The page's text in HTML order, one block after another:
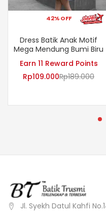
42% OFF
Dress Batik Anak Motif
Mega Mendung Bumi Biru
Earn 11 Reward Points
Rp109.000Rp189.000
Jl. Syekh Datul Kahfi